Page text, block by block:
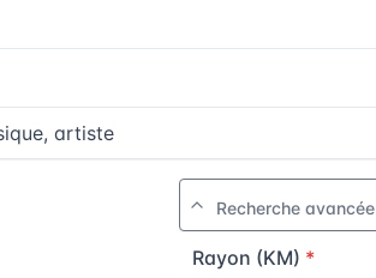
Recherche avancée
Rayon (KM)